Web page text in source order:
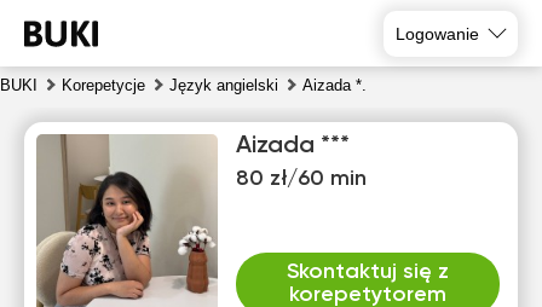
Logowanie
BUKI Korepetycje Język angielski Aizada *.
Aizada ***
80 zł/60 min
Skontaktuj się z
korepetytorem